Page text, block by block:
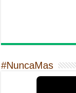
#NuncaMas